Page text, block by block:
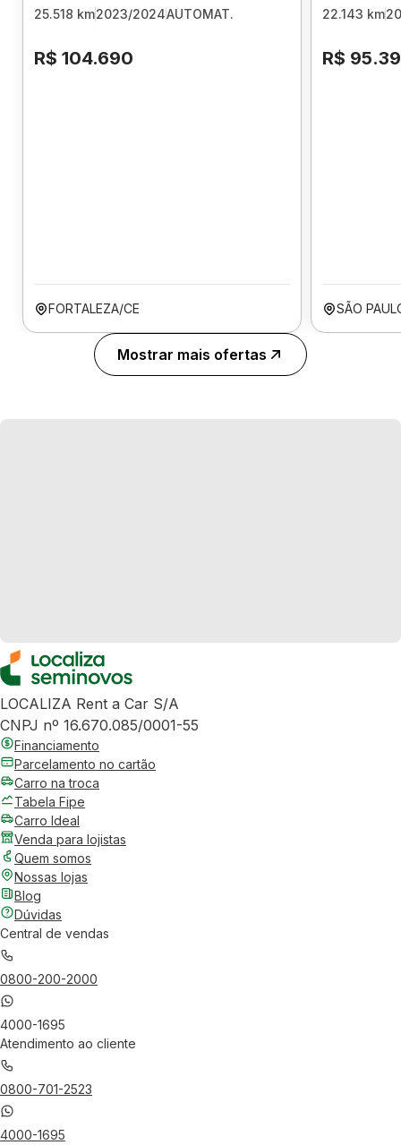
25.518 km2023/2024AUTOMAT.
R$ 104.690
FORTALEZA/CE
22.143 km
R$
SÃO
Mostrar mais ofertas
LOCALIZA Rent a Car S/A
CNPJ nº 16.670.085/0001-55
Financiamento
Parcelamento no cartão
Carro na troca
Tabela Fipe
Carro Ideal
Venda para lojistas
Quem somos
Nossas lojas
Blog
Dúvidas
Central de vendas
0800-200-2000
4000-1695
Atendimento ao cliente
0800-701-2523
4000-1695